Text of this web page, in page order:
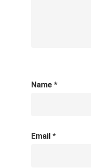
Name *
Email *